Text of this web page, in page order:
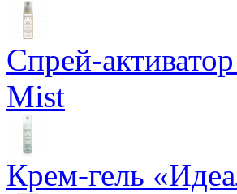
Спрей-
Mist
Крем-гель